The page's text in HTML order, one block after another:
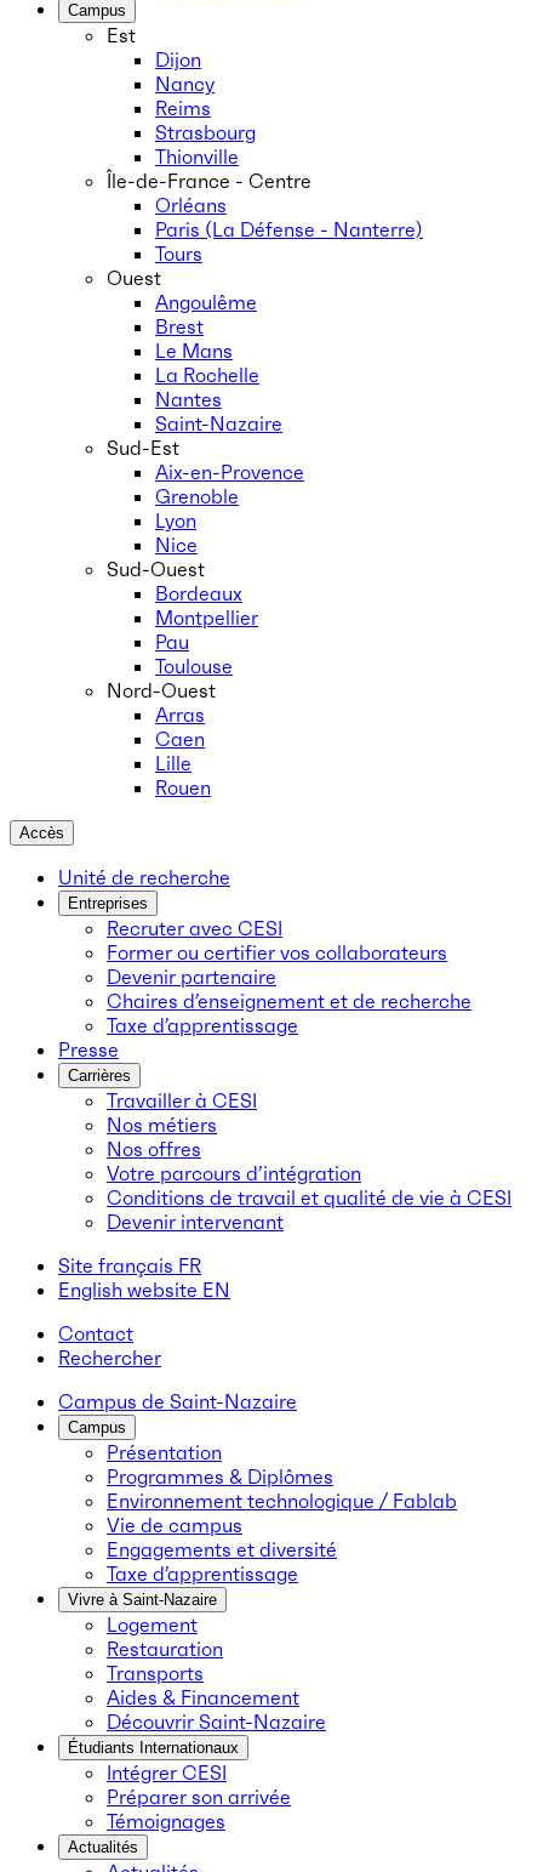
Campus
Est
Dijon
Nancy
Reims
Strasbourg
Thionville
Île-de-France - Centre
Orléans
Paris (La Défense - Nanterre)
Tours
Ouest
Angoulême
Brest
Le Mans
La Rochelle
Nantes
Saint-Nazaire
Sud-Est
Aix-en-Provence
Grenoble
Lyon
Nice
Sud-Ouest
Bordeaux
Montpellier
Pau
Toulouse
Nord-Ouest
Arras
Caen
Lille
Rouen
Accès
Unité de recherche
Entreprises
Recruter avec CESI
Former ou certifier vos collaborateurs
Devenir partenaire
Chaires d’enseignement et de recherche
Taxe d’apprentissage
Presse
Carrières
Travailler à CESI
Nos métiers
Nos offres
Votre parcours d’intégration
Conditions de travail et qualité de vie à CESI
Devenir intervenant
Site français FR
English website EN
Contact
Rechercher
Campus de Saint-Nazaire
Campus
Présentation
Programmes & Diplômes
Environnement technologique / Fablab
Vie de campus
Engagements et diversité
Taxe d’apprentissage
Vivre à Saint-Nazaire
Logement
Restauration
Transports
Aides & Financement
Découvrir Saint-Nazaire
Étudiants Internationaux
Intégrer CESI
Préparer son arrivée
Témoignages
Actualités